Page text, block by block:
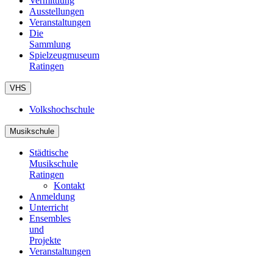
Ausstellungen
Veranstaltungen
Die
Sammlung
Spielzeugmuseum
Ratingen
VHS
Volkshochschule
Musikschule
Städtische
Musikschule
Ratingen
Kontakt
Anmeldung
Unterricht
Ensembles
und
Projekte
Veranstaltungen